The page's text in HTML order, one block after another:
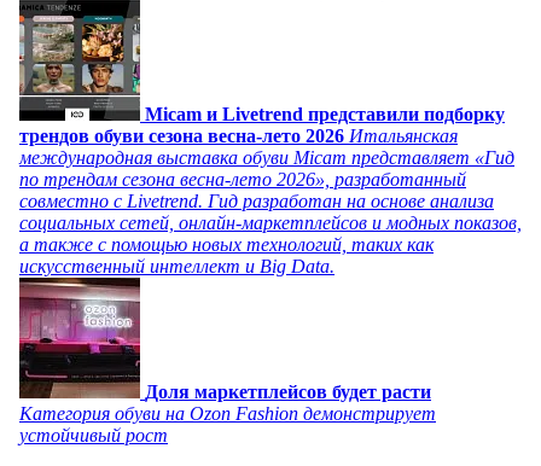
Micam и Livetrend представили подборку
трендов обуви сезона весна-лето 2026 Итальянская
международная выставка обуви Micam представляет «Гид
по трендам сезона весна-лето 2026», разработанный
совместно с Livetrend. Гид разработан на основе анализа
социальных сетей, онлайн-маркетплейсов и модных показов,
а также с помощью новых технологий, таких как
искусственный интеллект и Big Data.
Доля маркетплейсов будет расти
Категория обуви на Ozon Fashion демонстрирует
устойчивый рост